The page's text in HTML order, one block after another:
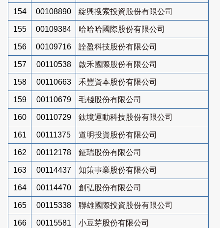
154 00108890 綻興搜索投資股份有限公司
155 00109384 哈哈哈國際股份有限公司
156 00109716 詮盈科技股份有限公司
157 00110538 啟禾國際股份有限公司
158 00110663 禾豐資本股份有限公司
159 00110679 毛棧股份有限公司
160 00110729 鈦境運動科技股份有限公司
161 00111375 道明投資股份有限公司
162 00112178 鉦瑞股份有限公司
163 00114437 知策事業股份有限公司
164 00114470 創弘股份有限公司
165 00115338 聯雄國際投資股份有限公司
166 00115581 小豆芽股份有限公司